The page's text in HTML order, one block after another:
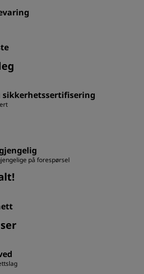
sikkerhetssertifisering
på forespørsel